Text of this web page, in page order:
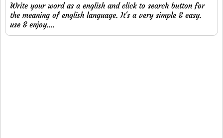
Write your word as a english and click to search button for
the meaning of english language. It's a very simple & easy.
use & enjoy....